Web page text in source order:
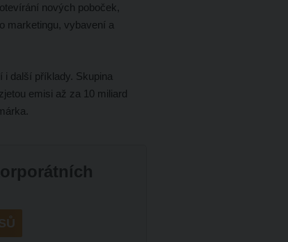
nových poboček,
marketingu, vybavení a
i další příklady. Skupina
emisi až za 10 miliard